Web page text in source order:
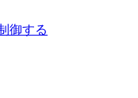
御する